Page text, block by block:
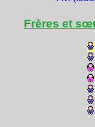
Frères et